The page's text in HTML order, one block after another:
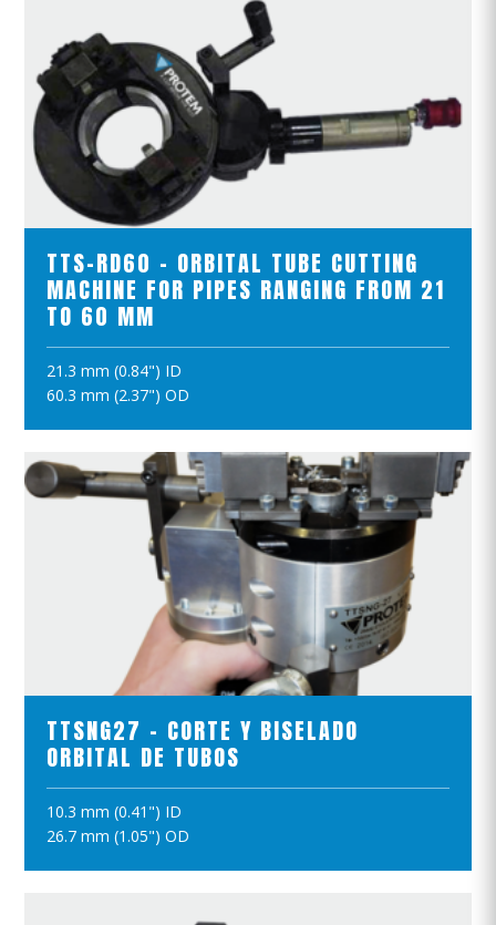
TTS-RD60 - ORBITAL TUBE CUTTING
MACHINE FOR PIPES RANGING FROM 21
TO 60 MM
21.3 mm (0.84") ID
60.3 mm (2.37") OD
VER EL PRODUCTO
AÑADIR A LA CESTA
TTSNG27 - CORTE Y BISELADO
ORBITAL DE TUBOS
10.3 mm (0.41") ID
26.7 mm (1.05") OD
VER EL PRODUCTO
AÑADIR A LA CESTA